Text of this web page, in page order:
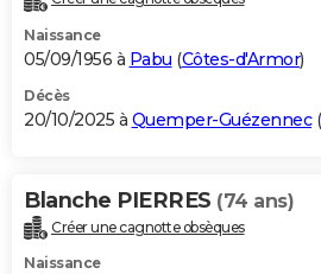
Naissance
05/09/1956 à Pabu (Côtes-d'Armor)
Décès
20/10/2025 à Quemper-Guézennec(
Blanche PIERRES (74 ans)
Créer une cagnotte obsèques
Naissance